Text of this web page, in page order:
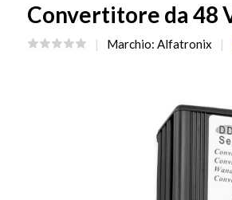
Convertitore da 48
Marchio: Alfatronix